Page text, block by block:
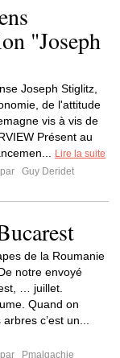
"Joseph
Joseph Stiglitz,
de l'attitude
vis à vis de
Présent au
Lire la suite
Guy Deridet
de la Roumanie
notre envoyé
… juillet.
Quand on
c’est un...
Pmalgachie